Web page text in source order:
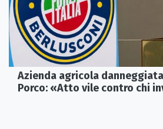
Azienda agricola
Porco: «Atto vile contro chi